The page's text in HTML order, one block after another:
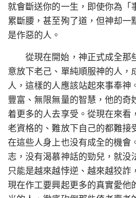
就會斷送你的一生，即使你為「
累斷腰，甚至殉了道，但神却一
是作惡的人。
從現在開始，神正式成全那
意放下老己、單純順服神的人，
人，這樣的人應該站起來事奉神
豐富、無限無量的智慧，他的奇
着更多的人去享受。從現在來看
老資格的、難放下自己的都難接
在這些人身上也没有成全的機會
志，没有渴慕神話的勁兒，就没
只能是越來越悖逆、越來越狡詐
現在作工要興起更多的真實愛他